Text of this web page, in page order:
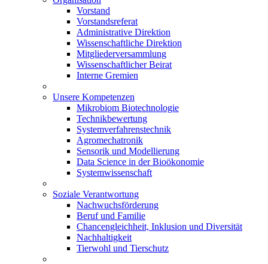
Vorstand
Vorstandsreferat
Administrative Direktion
Wissenschaftliche Direktion
Mitgliederversammlung
Wissenschaftlicher Beirat
Interne Gremien
Unsere Kompetenzen
Mikrobiom Biotechnologie
Technikbewertung
Systemverfahrenstechnik
Agromechatronik
Sensorik und Modellierung
Data Science in der Bioökonomie
Systemwissenschaft
Soziale Verantwortung
Nachwuchsförderung
Beruf und Familie
Chancengleichheit, Inklusion und Diversität
Nachhaltigkeit
Tierwohl und Tierschutz